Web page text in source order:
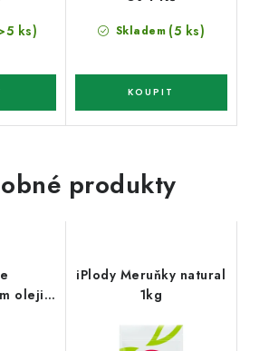
ks) Skladem (5 ks)
produkty
oleji
iPlody Meruňky natural
1kg